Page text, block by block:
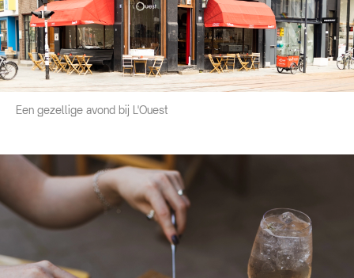
Een gezellige avond bij L'Ouest